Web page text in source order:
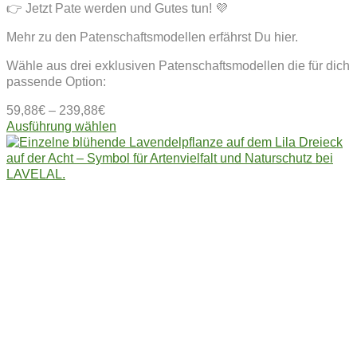
👉 Jetzt Pate werden und Gutes tun! 💜
Mehr zu den Patenschaftsmodellen erfährst Du hier.
Wähle aus drei exklusiven Patenschaftsmodellen die für dich
passende Option:
59,88€ – 239,88€
Ausführung wählen
Produkt
weist